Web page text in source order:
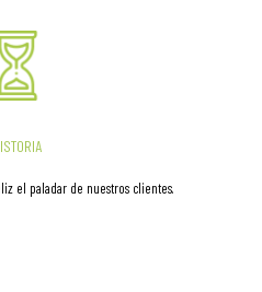
el paladar de nuestros clientes.